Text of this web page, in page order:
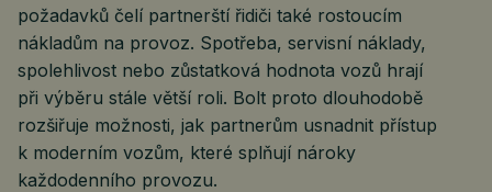
požadavků čelí partnerští řidiči také rostoucím
nákladům na provoz. Spotřeba, servisní náklady,
spolehlivost nebo zůstatková hodnota vozů hrají
při výběru stále větší roli. Bolt proto dlouhodobě
rozšiřuje možnosti, jak partnerům usnadnit přístup
k moderním vozům, které splňují nároky
každodenního provozu.